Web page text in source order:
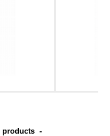
products